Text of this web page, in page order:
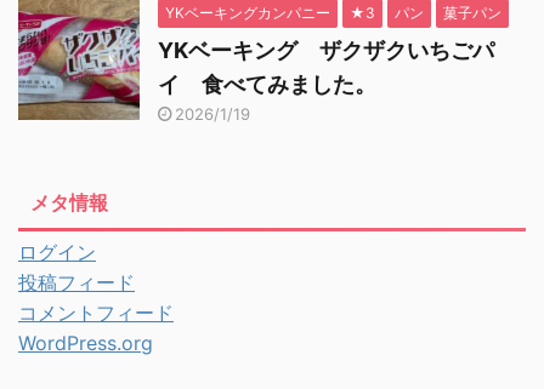
YKベーキングカンパニー ★3 パン 菓子パン
YKベーキング ザクザクいちごパ
イ 食べてみました。
2026/1/19
メタ情報
ログイン
投稿フィード
コメントフィード
WordPress.org